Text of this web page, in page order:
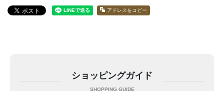
アドレスをコピー
ショッピングガイド